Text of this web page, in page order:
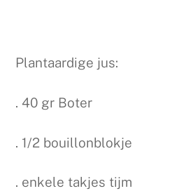
Plantaardige jus:
. 40 gr Boter
. 1/2 bouillonblokje
. enkele takjes tijm